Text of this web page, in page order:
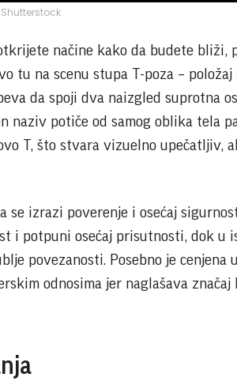
načine kako da budete bliži,
tu na scenu stupa T-poza – položaj
da spoji dva naizgled suprotna
naziv potiče od samog oblika tela
T, što stvara vizuelno upečatljiv,
se izrazi poverenje i osećaj
i potpuni osećaj prisutnosti, dok u
povezanosti. Posebno je cenjena u
odnosima jer naglašava značaj